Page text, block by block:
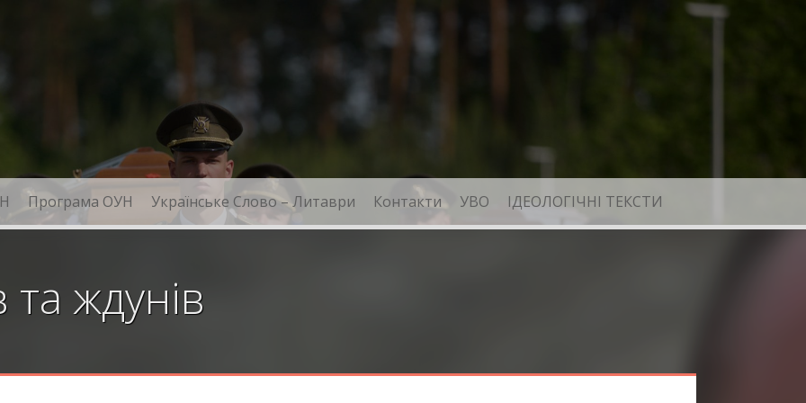
Програма ОУН Українське Слово – Литаври Контакти УВО ІДЕОЛОГІЧНІ ТЕКСТИ
ждунів